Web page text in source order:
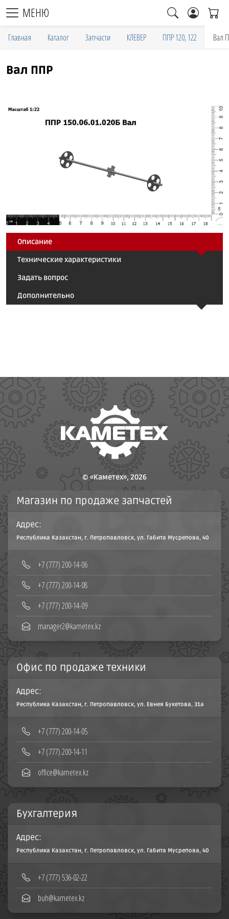
МЕНЮ
Главная Каталог Запчасти КЛЕВЕР ППР 120, 122 Вал
Вал ППР
Описание
Технические характеристики
Задать вопрос
Дополнительно
© «Каметех», 2026
Магазин по продаже запчастей
Адрес:
Республика Казахстан, г. Петропавловск, ул. Габита Мусрепова, 40
‪+7 (777) 200-14-06
+7 (777) 200-14-08‬
+7 (777) 200-14-09
manager2@kametex.kz
Офис по продаже техники
Адрес:
Республика Казахстан, г. Петропавловск, ул. Евнея Букетова, 31а
+7 (777) 200-14-05
+7 (777) 200-14-11
office@kametex.kz
Бухгалтерия
Адрес:
Республика Казахстан, г. Петропавловск, ул. Габита Мусрепова, 40
+7 (777) 536-02-22
buh@kametex.kz